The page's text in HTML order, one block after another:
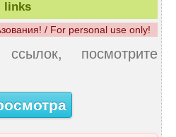
links
/ For personal use only!
посмотрите